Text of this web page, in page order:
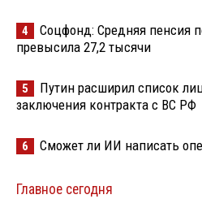
4
Соцфонд: Средняя пенсия
превысила 27,2 тысячи
5
Путин расширил список
заключения контракта с ВС РФ
6 Сможет ли ИИ написать
Главное сегодня